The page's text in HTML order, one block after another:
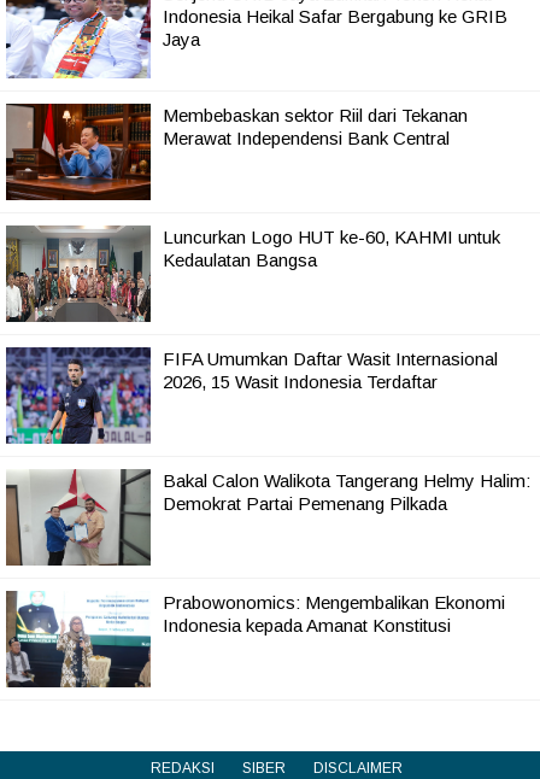
Indonesia Heikal Safar Bergabung ke GRIB
Jaya
Membebaskan sektor Riil dari Tekanan
Merawat Independensi Bank Central
Luncurkan Logo HUT ke-60, KAHMI untuk
Kedaulatan Bangsa
FIFA Umumkan Daftar Wasit Internasional
2026, 15 Wasit Indonesia Terdaftar
Bakal Calon Walikota Tangerang Helmy Halim:
Demokrat Partai Pemenang Pilkada
Prabowonomics: Mengembalikan Ekonomi
Indonesia kepada Amanat Konstitusi
REDAKSI SIBER DISCLAIMER